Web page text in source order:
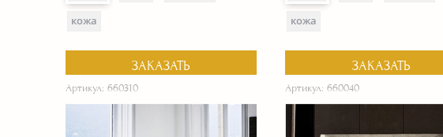
кожа
ЗАКАЗАТЬ
кожа
ЗАКАЗАТЬ
Артикул: 660310 Артикул: 660040